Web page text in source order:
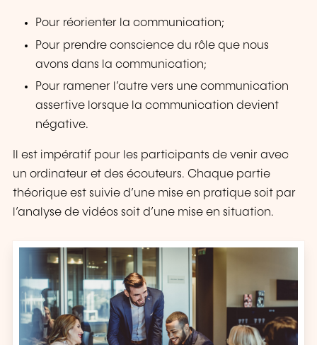
Pour réorienter la communication;
Pour prendre conscience du rôle que nous
avons dans la communication;
Pour ramener l’autre vers une communication
assertive lorsque la communication devient
négative.
Il est impératif pour les participants de venir avec
un ordinateur et des écouteurs. Chaque partie
théorique est suivie d’une mise en pratique soit par
l’analyse de vidéos soit d’une mise en situation.